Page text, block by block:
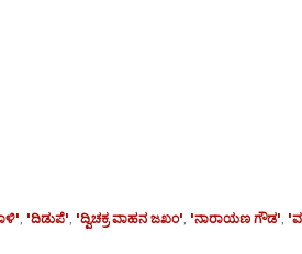
, 'ದಿಡುಪೆ', 'ದ್ವಿಚಕ್ರ ವಾಹನ ಜಖಂ', 'ನಾರಾಯಣ ಗೌಡ',